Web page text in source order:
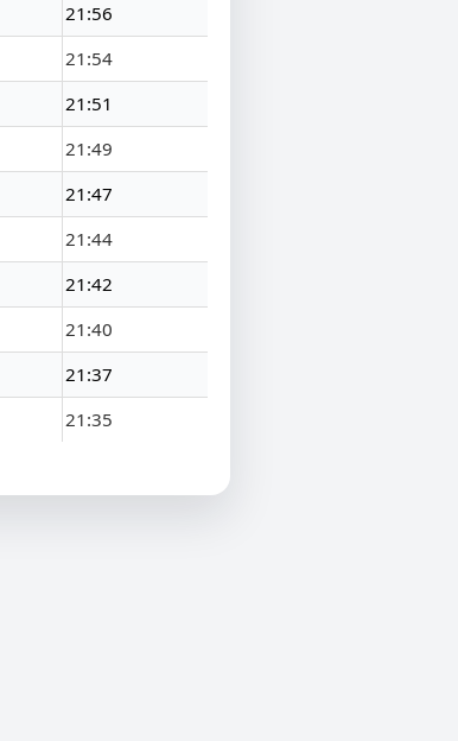
21:56
21:54
21:51
21:49
21:47
21:44
21:42
21:40
21:37
21:35